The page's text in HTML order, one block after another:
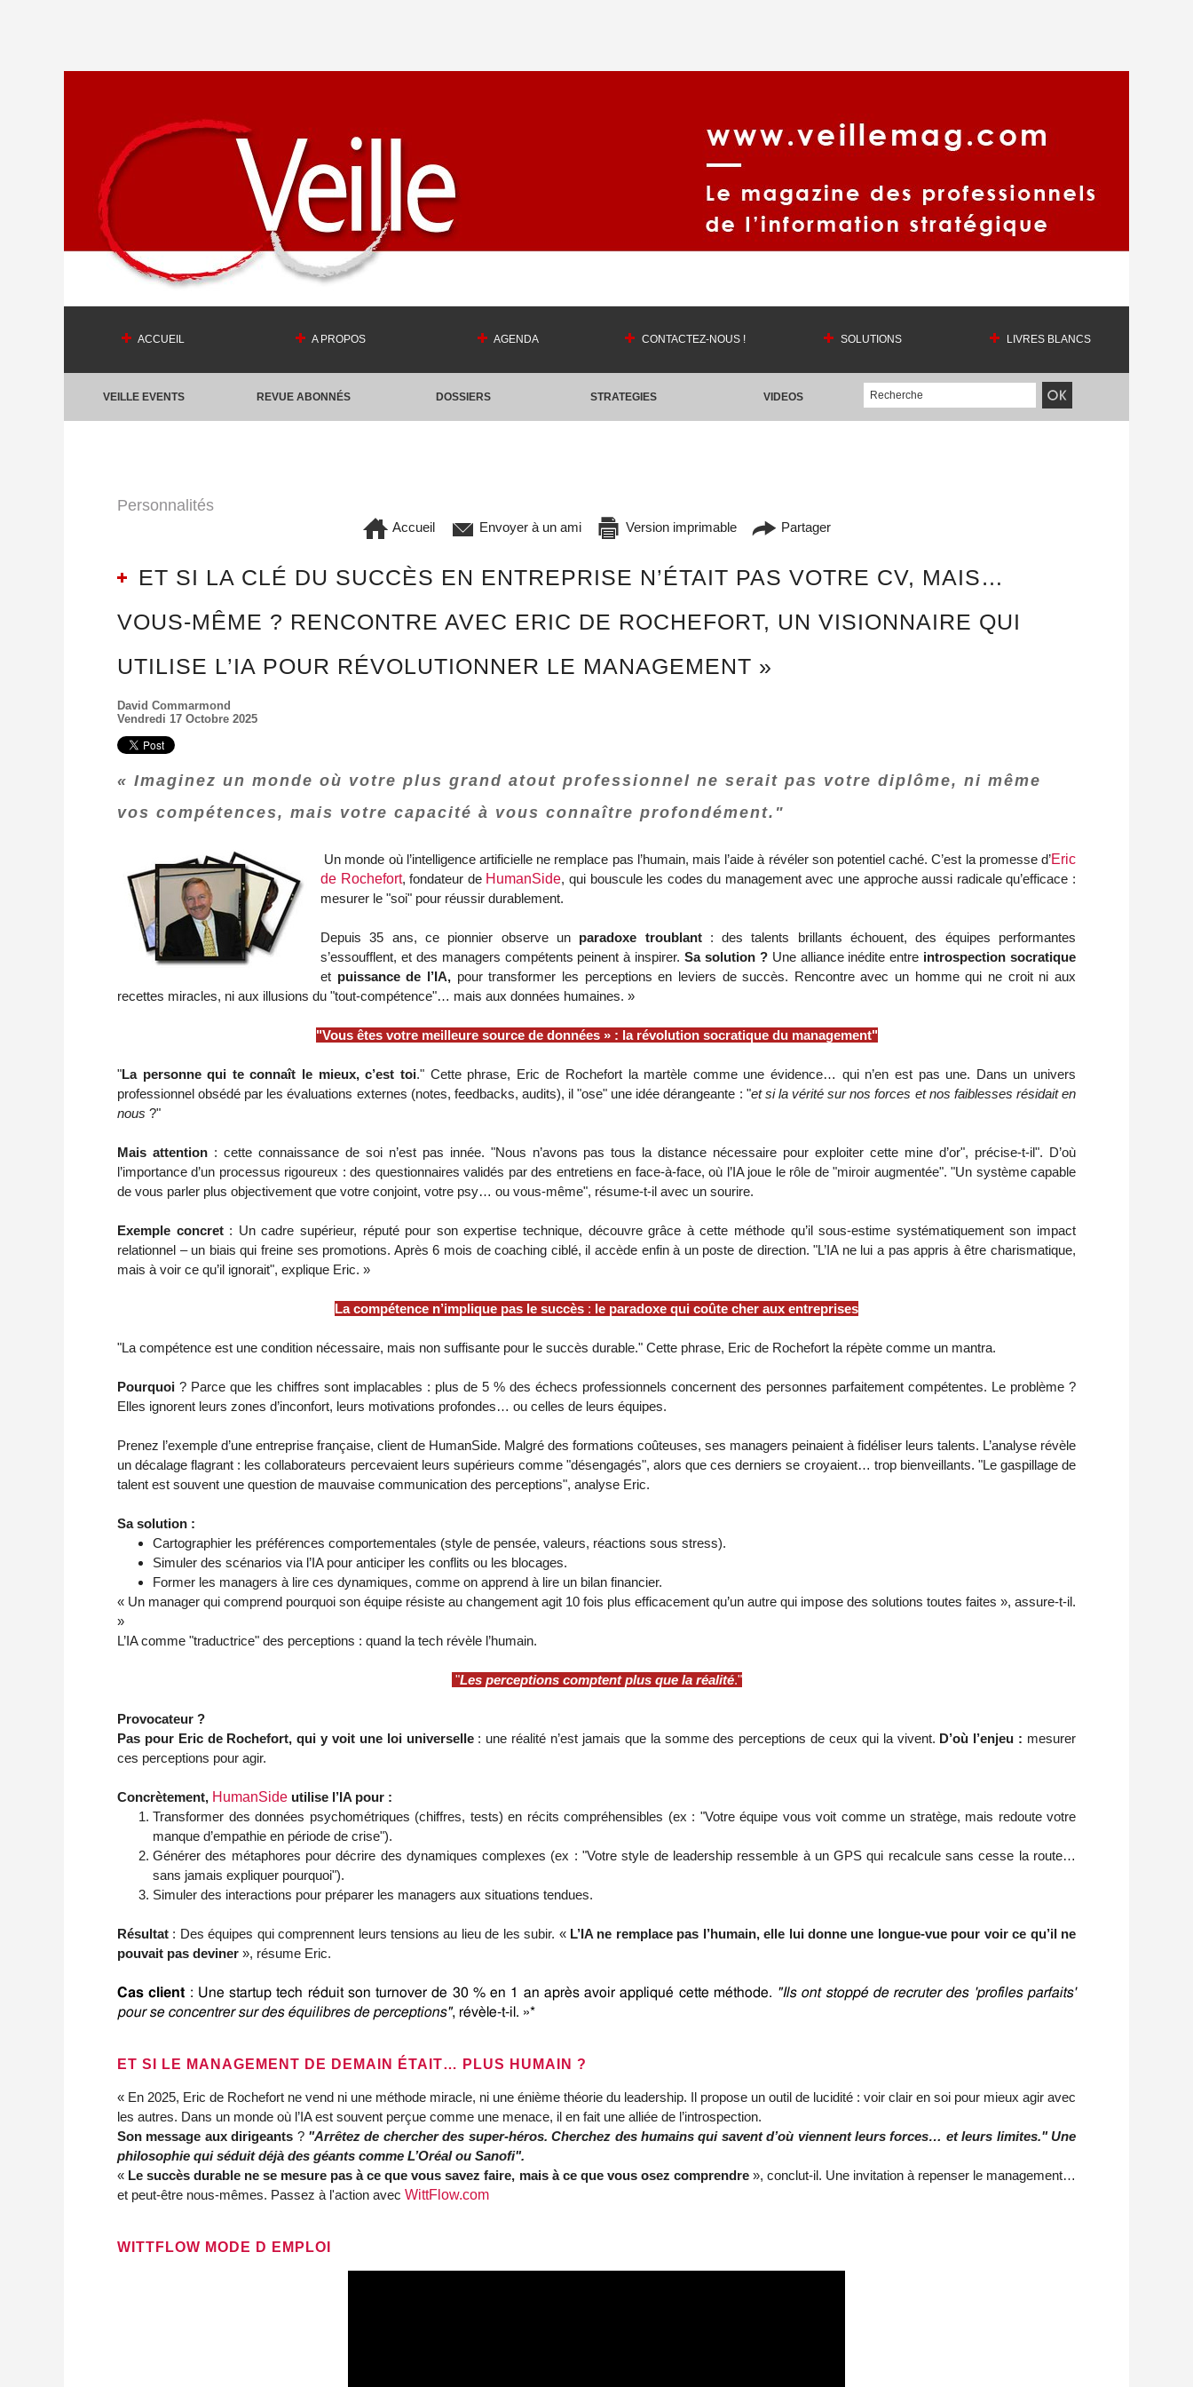
ACCUEIL A PROPOS AGENDA CONTACTEZ-NOUS ! SOLUTIONS LIVRES BLANCS
VEILLE EVENTS REVUE ABONNÉS DOSSIERS STRATEGIES VIDEOS
Personnalités
Accueil Envoyer à un ami Version imprimable Partager
ET SI LA CLÉ DU SUCCÈS EN ENTREPRISE N’ÉTAIT PAS VOTRE CV, MAIS…
VOUS-MÊME ? RENCONTRE AVEC ERIC DE ROCHEFORT, UN VISIONNAIRE QUI
UTILISE L’IA POUR RÉVOLUTIONNER LE MANAGEMENT »
David Commarmond
Vendredi 17 Octobre 2025
« Imaginez un monde où votre plus grand atout professionnel ne serait pas votre diplôme, ni même
vos compétences, mais votre capacité à vous connaître profondément."
Un monde où l’intelligence artificielle ne remplace pas l’humain, mais l’aide à révéler son potentiel caché. C’est la promesse d’Eric
de Rochefort, fondateur de HumanSide, qui bouscule les codes du management avec une approche aussi radicale qu’efficace :
mesurer le "soi" pour réussir durablement.
Depuis 35 ans, ce pionnier observe un paradoxe troublant: des talents brillants échouent, des équipes performantes
s’essoufflent, et des managers compétents peinent à inspirer. Sa solution ? Une alliance inédite entre introspection socratique
et puissance de l’IA,pour transformer les perceptions en leviers de succès. Rencontre avec un homme qui ne croit ni aux
recettes miracles, ni aux illusions du "tout-compétence"… mais aux données humaines. »
"Vous êtes votre meilleure source de données » : la révolution socratique du management"
"La personne qui te connaît le mieux, c’est toi." Cette phrase, Eric de Rochefort la martèle comme une évidence… qui n’en est pas une. Dans un univers
professionnel obsédé par les évaluations externes (notes, feedbacks, audits), il "ose" une idée dérangeante : "et si la vérité sur nos forces et nos faiblesses résidait en
nous ?"
Mais attention : cette connaissance de soi n’est pas innée. "Nous n’avons pas tous la distance nécessaire pour exploiter cette mine d’or", précise-t-il". D’où
l’importance d’un processus rigoureux : des questionnaires validés par des entretiens en face-à-face, où l’IA joue le rôle de "miroir augmentée". "Un système capable
de vous parler plus objectivement que votre conjoint, votre psy… ou vous-même", résume-t-il avec un sourire.
Exemple concret : Un cadre supérieur, réputé pour son expertise technique, découvre grâce à cette méthode qu’il sous-estime systématiquement son impact
relationnel – un biais qui freine ses promotions. Après 6 mois de coaching ciblé, il accède enfin à un poste de direction. "L’IA ne lui a pas appris à être charismatique,
mais à voir ce qu’il ignorait", explique Eric. »
La compétence n’implique pas le succès : le paradoxe qui coûte cher aux entreprises
"La compétence est une condition nécessaire, mais non suffisante pour le succès durable." Cette phrase, Eric de Rochefort la répète comme un mantra.
Pourquoi ? Parce que les chiffres sont implacables : plus de 5 % des échecs professionnels concernent des personnes parfaitement compétentes. Le problème ?
Elles ignorent leurs zones d’inconfort, leurs motivations profondes… ou celles de leurs équipes.
Prenez l’exemple d’une entreprise française, client de HumanSide. Malgré des formations coûteuses, ses managers peinaient à fidéliser leurs talents. L’analyse révèle
un décalage flagrant : les collaborateurs percevaient leurs supérieurs comme "désengagés", alors que ces derniers se croyaient… trop bienveillants. "Le gaspillage de
talent est souvent une question de mauvaise communication des perceptions", analyse Eric.
Sa solution :
Cartographier les préférences comportementales (style de pensée, valeurs, réactions sous stress).
Simuler des scénarios via l’IA pour anticiper les conflits ou les blocages.
Former les managers à lire ces dynamiques, comme on apprend à lire un bilan financier.
« Un manager qui comprend pourquoi son équipe résiste au changement agit 10 fois plus efficacement qu’un autre qui impose des solutions toutes faites », assure-t-il.
»
L’IA comme "traductrice" des perceptions : quand la tech révèle l’humain.
"Les perceptions comptent plus que la réalité."
Provocateur ?
Pas pour Eric de Rochefort, qui y voit une loi universelle : une réalité n’est jamais que la somme des perceptions de ceux qui la vivent. D’où l’enjeu : mesurer
ces perceptions pour agir.
Concrètement, HumanSide utilise l’IA pour :
Transformer des données psychométriques (chiffres, tests) en récits compréhensibles (ex : "Votre équipe vous voit comme un stratège, mais redoute votre
manque d’empathie en période de crise").
Générer des métaphores pour décrire des dynamiques complexes (ex : "Votre style de leadership ressemble à un GPS qui recalcule sans cesse la route…
sans jamais expliquer pourquoi").
Simuler des interactions pour préparer les managers aux situations tendues.
Résultat : Des équipes qui comprennent leurs tensions au lieu de les subir. «L’IA ne remplace pas l’humain, elle lui donne une longue-vue pour voir ce qu’il ne
pouvait pas deviner », résume Eric.
Cas client : Une startup tech réduit son turnover de 30 % en 1 an après avoir appliqué cette méthode. "Ils ont stoppé de recruter des 'profiles parfaits'
pour se concentrer sur des équilibres de perceptions", révèle-t-il. »*
ET SI LE MANAGEMENT DE DEMAIN ÉTAIT… PLUS HUMAIN ?
« En 2025, Eric de Rochefort ne vend ni une méthode miracle, ni une énième théorie du leadership. Il propose un outil de lucidité : voir clair en soi pour mieux agir avec
les autres. Dans un monde où l’IA est souvent perçue comme une menace, il en fait une alliée de l’introspection.
Son message aux dirigeants ? "Arrêtez de chercher des super-héros. Cherchez des humains qui savent d’où viennent leurs forces… et leurs limites." Une
philosophie qui séduit déjà des géants comme L’Oréal ou Sanofi".
« Le succès durable ne se mesure pas à ce que vous savez faire, mais à ce que vous osez comprendre», conclut-il. Une invitation à repenser le management…
et peut-être nous-mêmes. Passez à l'action avec WittFlow.com
WITTFLOW MODE D EMPLOI